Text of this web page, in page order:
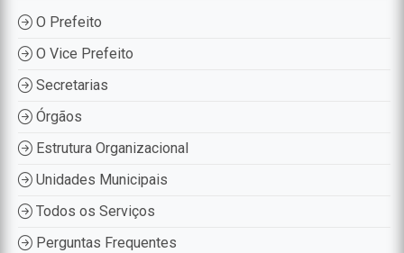
O Prefeito
O Vice Prefeito
Secretarias
Órgãos
Estrutura Organizacional
Unidades Municipais
Todos os Serviços
Perguntas Frequentes